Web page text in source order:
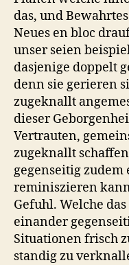
das, und
Neues en bloc
unser seien
dasjenige doppelt
denn sie gerieren
zugeknallt
dieser
Vertrauten,
zugeknallt
gegenseitig zudem
reminiszieren
Gefuhl. Welche
einander
Situationen frisch
standig zu